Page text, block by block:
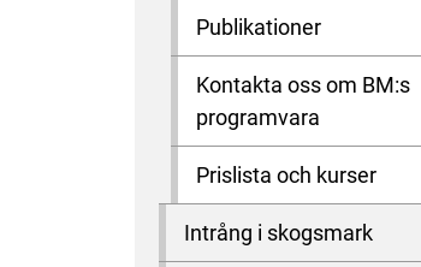
Publikationer
Kontakta oss om BM:s
programvara
Prislista och kurser
Intrång i skogsmark